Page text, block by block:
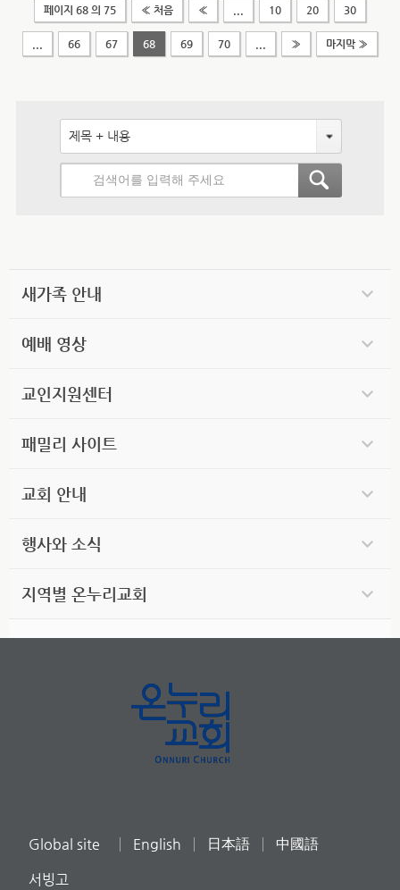
페이지 68 의 75 « 처음 « 10 20 30
66 67 68 69 70 » 마지막 »
제목 + 내용
새가족 안내
예배 영상
교인지원센터
패밀리 사이트
교회 안내
행사와 소식
지역별 온누리교회
Global site English 日本語 中國語
서빙고